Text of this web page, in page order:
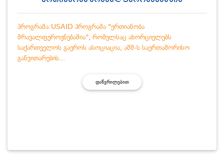
პროგრამა:USAID პროგრამა "ერთიანობა
მრავალფეროვნებაშია", რომელსაც ახორციელებს
საქართველოს გაეროს ასოციაცია, აშშ-ს საერთაშორისო
განვითარების...
ᲓᲐᲬᲕᲠᲘᲚᲔᲑᲘᲗ